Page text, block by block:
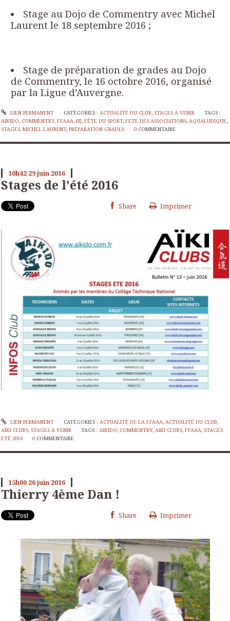
Stage au Dojo de Commentry avec Michel
Laurent le 18 septembre 2016 ;
Stage de préparation de grades au Dojo
de Commentry, le 16 octobre 2016, organisé
par la Ligue d’Auvergne.
LIEN PERMANENT CATÉGORIES : ACTUALITÉ DU CLUB, STAGES À VENIR
TAGS :
AIKIDO, COMMENTRY, FFAAA, PIJ, FÊTE DU SPORT, FETE DES ASSOCIATIONS, AQUALUDIQUE,
STAGES, MICHEL LAURENT, PRÉPARATION GRADES 0 COMMENTAIRE
10h42 29juin 2016
Stages de l'été 2016
Share Imprimer
LIEN PERMANENT CATÉGORIES : ACTUALITÉ DE LA FFAAA, ACTUALITÉ DU CLUB,
AÏKI CLUBS, STAGES À VENIR TAGS :AIKIDO, COMMENTRY,AIKI CLUBS,FFAAA, STAGES
ETÉ 2016
0 COMMENTAIRE
15h00 26juin 2016
Thierry 4ème Dan !
Share Imprimer